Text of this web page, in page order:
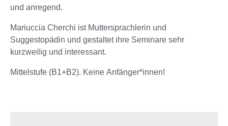
und anregend.
Mariuccia Cherchi ist Muttersprachlerin und
Suggestopädin und gestaltet ihre Seminare sehr
kurzweilig und interessant.
Mittelstufe (B1+B2). Keine Anfänger*innen!